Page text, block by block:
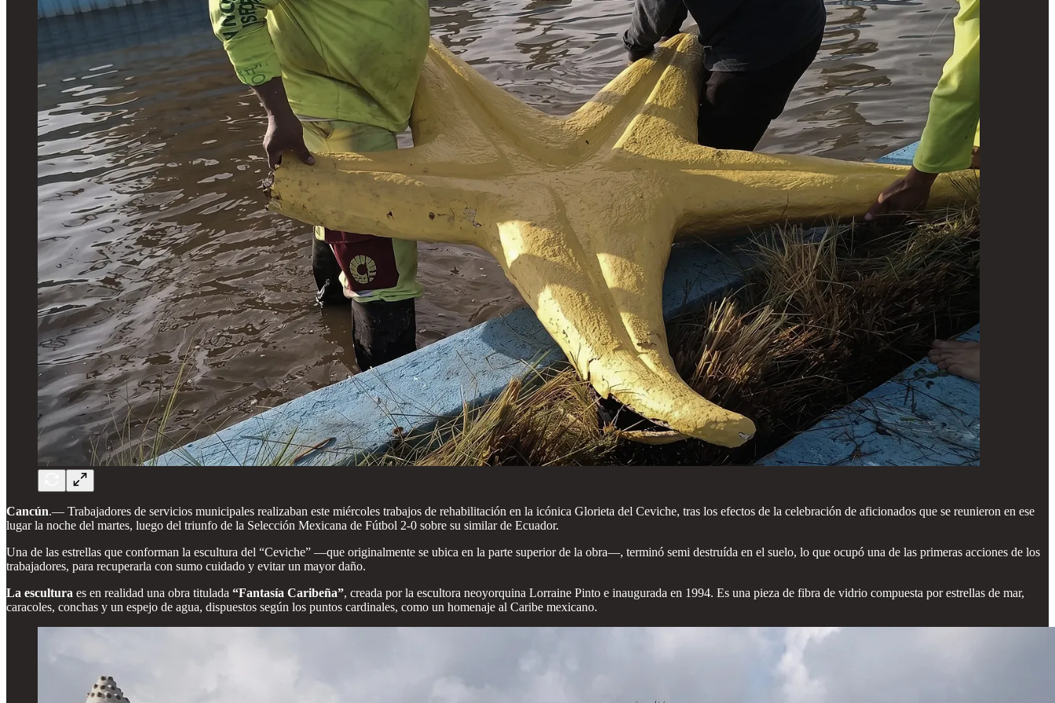
Cancún.— Trabajadores de servicios municipales realizaban este miércoles trabajos de rehabilitación en la icónica Glorieta del Ceviche, tras los efectos de la celebración de aficionados que se reunieron en ese
lugar la noche del martes, luego del triunfo de la Selección Mexicana de Fútbol 2-0 sobre su similar de Ecuador.
Una de las estrellas que conforman la escultura del “Ceviche” —que originalmente se ubica en la parte superior de la obra—, terminó semi destruída en el suelo, lo que ocupó una de las primeras acciones de los
trabajadores, para recuperarla con sumo cuidado y evitar un mayor daño.
La escultura es en realidad una obra titulada “Fantasía Caribeña”, creada por la escultora neoyorquina Lorraine Pinto e inaugurada en 1994. Es una pieza de fibra de vidrio compuesta por estrellas de mar,
caracoles, conchas y un espejo de agua, dispuestos según los puntos cardinales, como un homenaje al Caribe mexicano.